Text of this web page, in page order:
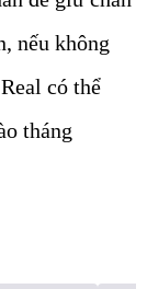
nếu không
có thể
tháng